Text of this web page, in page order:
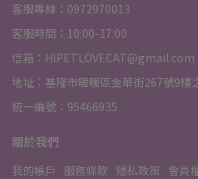
客服專線：0972970013
客服時間：10:00-17:00
信箱：HIPETLOVECAT@gmail.com
地址：基隆市暖暖區金華街267號9樓
統一編號：95466935
關於我們
我的帳戶 服務條款 隱私政策 會員